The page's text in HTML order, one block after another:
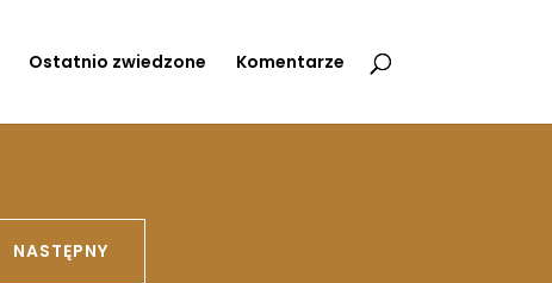
Ostatnio zwiedzone Komentarze
NASTĘPNY